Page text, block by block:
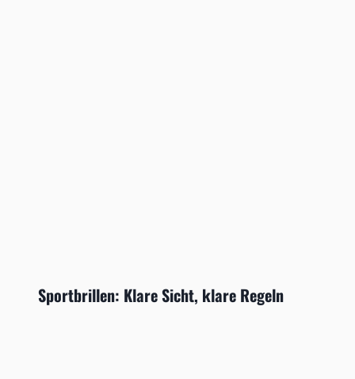
Sportbrillen: Klare Sicht, klare Regeln